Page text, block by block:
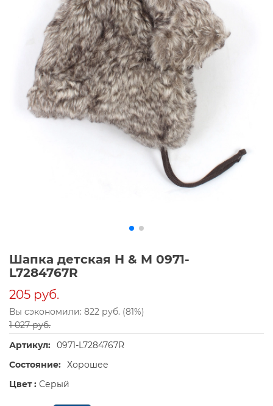
Шапка детская H & M 0971-
L7284767R
205 руб.
Вы сэкономили: 822 руб. (81%)
1 027 руб.
Артикул: 0971-L7284767R
Состояние: Хорошее
Цвет : Серый